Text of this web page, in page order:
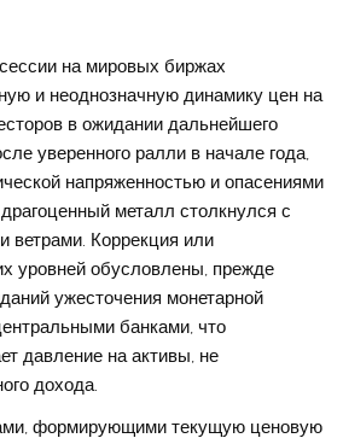
на мировых биржах
и неоднозначную динамику цен на
в ожидании дальнейшего
уверенного ралли в начале года,
напряженностью и опасениями
металл столкнулся с
ветрами. Коррекция или
уровней обусловлены, прежде
ужесточения монетарной
банками, что
давление на активы, не
дохода.
формирующими текущую ценовую